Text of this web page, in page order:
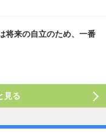
将来の自立のため、一番
見る